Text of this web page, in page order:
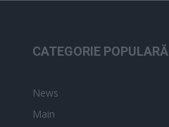
CATEGORIE POPULARĂ
News
Main